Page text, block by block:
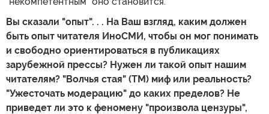
Вы сказали "опыт". . . На Ваш взгляд, каким должен
быть опыт читателя ИноСМИ, чтобы он мог понимать
и свободно ориентироваться в публикациях
зарубежной прессы? Нужен ли такой опыт нашим
читателям? "Волчья стая" (ТМ) миф или реальность?
"Ужесточать модерацию" до каких пределов? Не
приведет ли это к феномену "произвола цензуры",